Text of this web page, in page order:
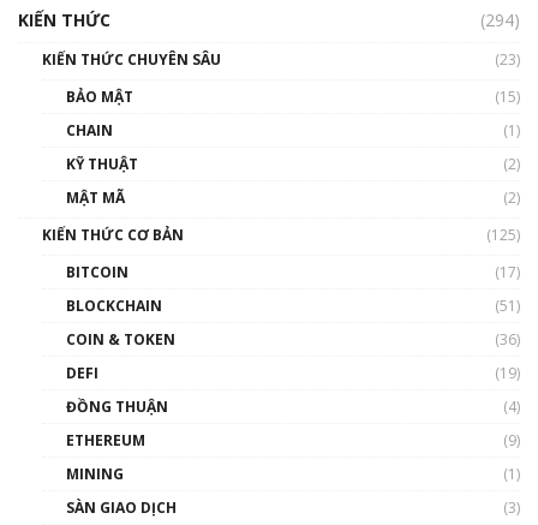
00:43:47
như thể nào?
00:39:31
Phổ cập Blockchain
thống & Crypto qua các cuộc chiến | Phổ cập
KIẾN THỨC
(294)
KIẾN THỨC CHUYÊN SÂU
(23)
BẢO MẬT
(15)
CHAIN
(1)
KỸ THUẬT
(2)
MẬT MÃ
(2)
KIẾN THỨC CƠ BẢN
(125)
BITCOIN
(17)
BLOCKCHAIN
(51)
COIN & TOKEN
(36)
DEFI
(19)
ĐỒNG THUẬN
(4)
ETHEREUM
(9)
MINING
(1)
SÀN GIAO DỊCH
(3)